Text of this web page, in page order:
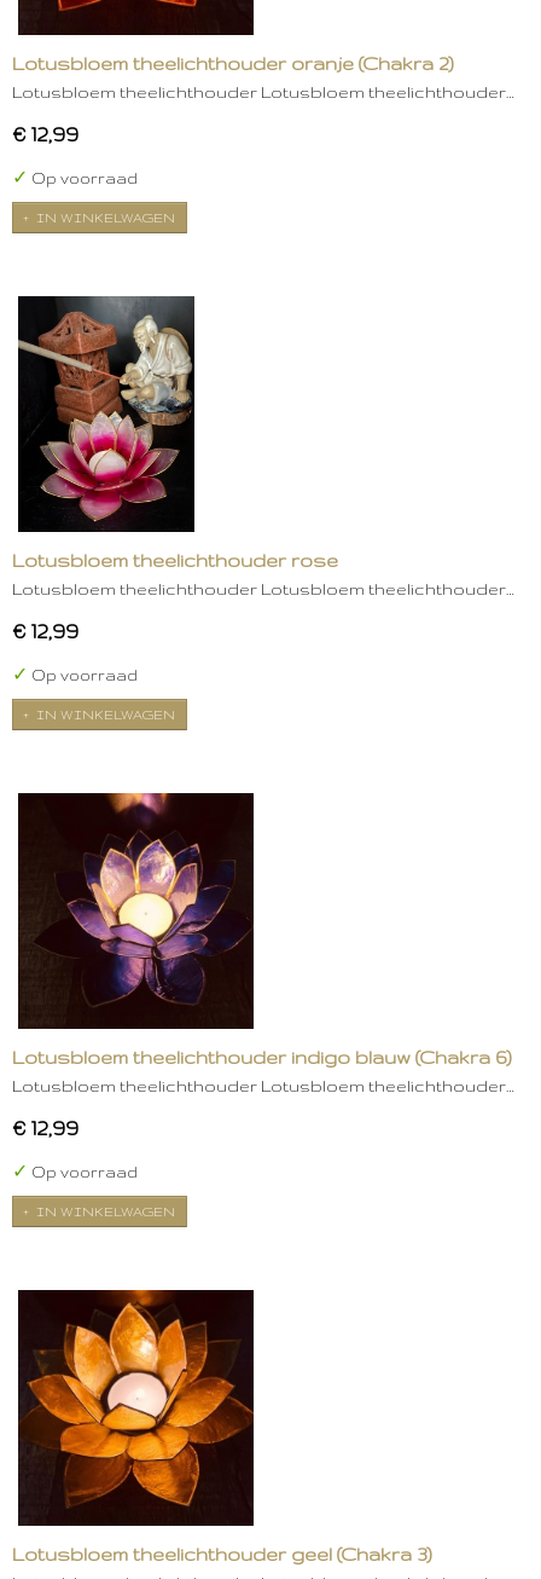
Lotusbloem theelichthouder oranje (Chakra 2)
Lotusbloem theelichthouder Lotusbloem theelichthouder…
€ 12,99
✓ Op voorraad
IN WINKELWAGEN
Lotusbloem theelichthouder rose
Lotusbloem theelichthouder Lotusbloem theelichthouder…
€ 12,99
✓ Op voorraad
IN WINKELWAGEN
Lotusbloem theelichthouder indigo blauw (Chakra 6)
Lotusbloem theelichthouder Lotusbloem theelichthouder…
€ 12,99
✓ Op voorraad
IN WINKELWAGEN
Lotusbloem theelichthouder geel (Chakra 3)